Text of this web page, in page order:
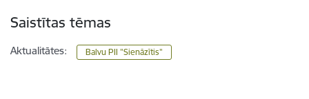
Saistītas tēmas
Aktualitātes: Balvu PII "Sienāzītis"